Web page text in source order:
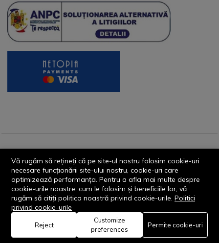
© 2013-2026 - Dornik Total Services S.R.L. CUI 32211812
Reg.Com. J13/1996/2013, Str. Transilvaniei, Nr. 19A
Rămâi conectat:
Acasă Categorie
0
Coș Favorite Cont
Vă rugăm să rețineți că pe site-ul nostru folosim cookie-uri
necesare funcționării site-ului nostru, cookie-uri care
optimizează performanța. Pentru a afla mai multe despre
cookie-urile noastre, cum le folosim și beneficiile lor, vă
rugăm să citiți politica noastră privind cookie-urile. Politici
privind cookie-urile
Reject
Customize
preferences
Permite cookie-uri